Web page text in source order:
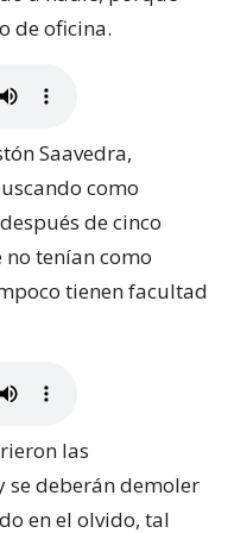
de oficina.
Saavedra,
como
de cinco
no tenían como
tienen facultad
las
se deberán demoler
en el olvido, tal